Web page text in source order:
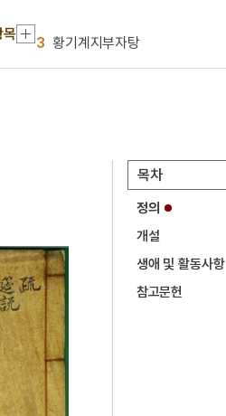
목
3 황기계지부자탕
4 영지
구례 연곡사 북 승탑
10 산유화
1 금성대군
2
세조
3 황기계지부자탕
4 영지
목차
정의
개설
생애 및 활동사항
참고문헌